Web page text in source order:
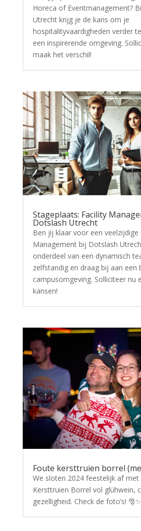
Horeca of Eventmanagement?
Utrecht krijg je de kans om je
hospitalityvaardigheden verder
een inspirerende omgeving.
maak het verschil!
Stageplaats: Facility
Dotslash Utrecht
Ben jij klaar voor een veelzijdige
Management bij Dotslash
onderdeel van een dynamisch
zelfstandig en draag bij aan een
campusomgeving. Solliciteer nu
kansen!
Foute kersttruien borrel
We sloten 2024 feestelijk af met
Kersttruien Borrel vol glühwein,
gezelligheid. Check de foto’s! 🎅✨